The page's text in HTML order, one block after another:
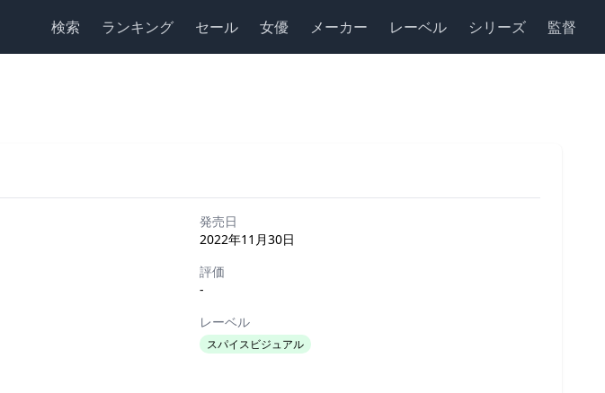
検索 ランキング セール 女優 メーカー レーベル シリーズ 監督
発売日
2022年11月30日
評価
-
レーベル
スパイスビジュアル